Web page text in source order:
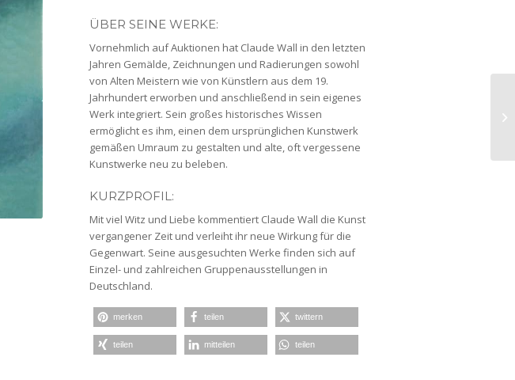
ÜBER SEINE WERKE:
Vornehmlich auf Auktionen hat Claude Wall in den letzten
Jahren Gemälde, Zeichnungen und Radierungen sowohl
von Alten Meistern wie von Künstlern aus dem 19.
Jahrhundert erworben und anschließend in sein eigenes
Werk integriert. Sein großes historisches Wissen
ermöglicht es ihm, einen dem ursprünglichen Kunstwerk
gemäßen Umraum zu gestalten und alte, oft vergessene
Kunstwerke neu zu beleben.
KURZPROFIL:
Mit viel Witz und Liebe kommentiert Claude Wall die Kunst
vergangener Zeit und verleiht ihr neue Wirkung für die
Gegenwart. Seine ausgesuchten Werke finden sich auf
Einzel- und zahlreichen Gruppenausstellungen in
Deutschland.
merken teilen twittern
teilen mitteilen teilen